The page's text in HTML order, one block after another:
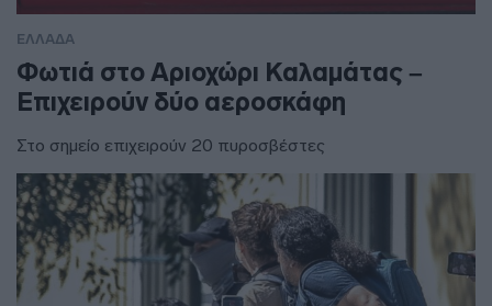
ΕΛΛΑΔΑ
Φωτιά στο Αριοχώρι Καλαμάτας –
Επιχειρούν δύο αεροσκάφη
Στο σημείο επιχειρούν 20 πυροσβέστες